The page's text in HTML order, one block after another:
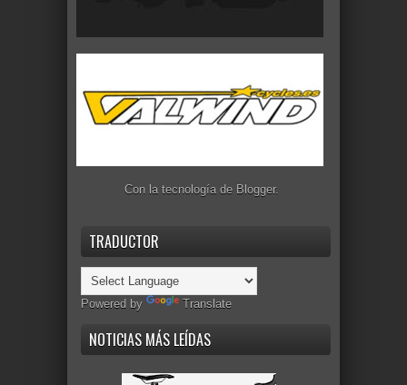
Con la tecnología de Blogger.
TRADUCTOR
Powered by Translate
NOTICIAS MÁS LEÍDAS